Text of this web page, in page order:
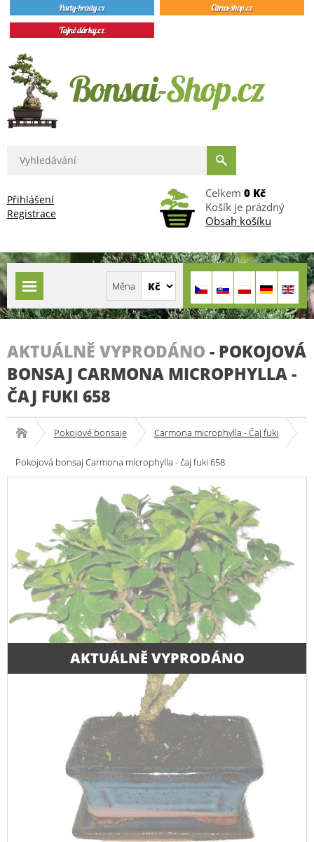
Přihlášení
Registrace
Celkem 0 Kč
Košík je prázdný
Obsah košíku
AKTUÁLNĚ VYPRODÁNO - POKOJOVÁ
BONSAJ CARMONA MICROPHYLLA -
ČAJ FUKI 658
Pokojové bonsaje Carmona microphylla - Čaj fuki
Pokojová bonsaj Carmona microphylla - čaj fuki 658
AKTUÁLNĚ VYPRODÁNO